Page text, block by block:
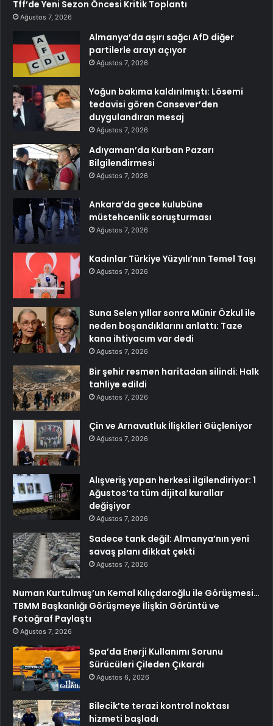
Tff’de Yeni Sezon Öncesi Kritik Toplantı
Ağustos 7, 2026
Almanya’da aşırı sağcı AfD diğer
partilerle arayı açıyor
Ağustos 7, 2026
Yoğun bakıma kaldırılmıştı: Lösemi
tedavisi gören Cansever’den
duygulandıran mesaj
Ağustos 7, 2026
Adıyaman’da Kurban Pazarı
Bilgilendirmesi
Ağustos 7, 2026
Ankara’da gece kulubüne
müstehcenlik soruşturması
Ağustos 7, 2026
Kadınlar Türkiye Yüzyılı’nın Temel Taşı
Ağustos 7, 2026
Suna Selen yıllar sonra Münir Özkul ile
neden boşandıklarını anlattı: Taze
kana ihtiyacım var dedi
Ağustos 7, 2026
Bir şehir resmen haritadan silindi: Halk
tahliye edildi
Ağustos 7, 2026
Çin ve Arnavutluk İlişkileri Güçleniyor
Ağustos 7, 2026
Alışveriş yapan herkesi ilgilendiriyor: 1
Ağustos’ta tüm dijital kurallar
değişiyor
Ağustos 7, 2026
Sadece tank değil: Almanya’nın yeni
savaş planı dikkat çekti
Ağustos 7, 2026
Numan Kurtulmuş’un Kemal Kılıçdaroğlu ile Görüşmesi…
TBMM Başkanlığı Görüşmeye İlişkin Görüntü ve
Fotoğraf Paylaştı
Ağustos 7, 2026
Spa’da Enerji Kullanımı Sorunu
Sürücüleri Çileden Çıkardı
Ağustos 6, 2026
Bilecik’te terazi kontrol noktası
hizmeti başladı